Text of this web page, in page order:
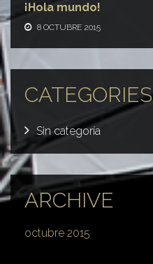
¡Hola mundo!
8 OCTUBRE 2015
CATEGORIES
Sin categoría
ARCHIVE
octubre 2015